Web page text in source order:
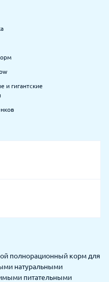
и гигантские
полнорационный корм для
натуральными
питательными